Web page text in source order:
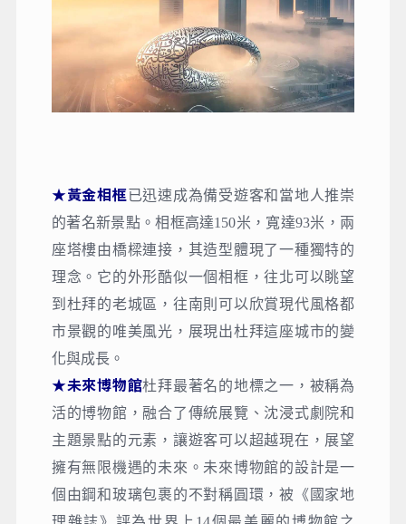
★黃金相框已迅速成為備受遊客和當地人推崇
的著名新景點。相框高達150米，寬達93米，兩
座塔樓由橋樑連接，其造型體現了一種獨特的
理念。它的外形酷似一個相框，往北可以眺望
到杜拜的老城區，往南則可以欣賞現代風格都
市景觀的唯美風光，展現出杜拜這座城市的變
化與成長。
★未來博物館杜拜最著名的地標之一，被稱為
活的博物館，融合了傳統展覽、沈浸式劇院和
主題景點的元素，讓遊客可以超越現在，展望
擁有無限機遇的未來。未來博物館的設計是一
個由鋼和玻璃包裹的不對稱圓環，被《國家地